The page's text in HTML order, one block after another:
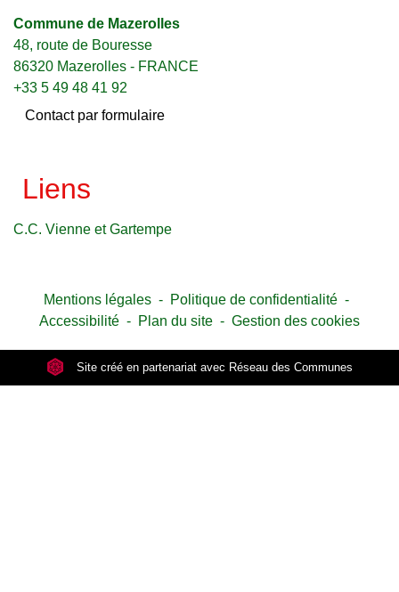
Commune de Mazerolles
48, route de Bouresse
86320 Mazerolles - FRANCE
+33 5 49 48 41 92
Contact par formulaire
Liens
C.C. Vienne et Gartempe
Mentions légales - Politique de confidentialité -
Accessibilité - Plan du site - Gestion des cookies
Site créé en partenariat avec Réseau des Communes